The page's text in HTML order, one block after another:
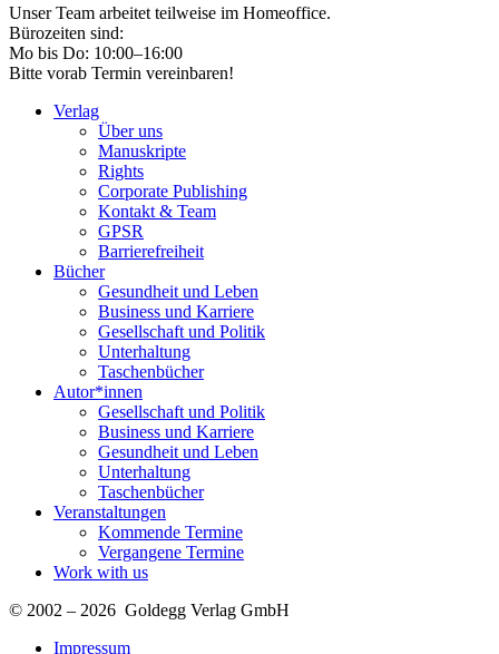
Unser Team arbeitet teilweise im Homeoffice.
Bürozeiten sind:
Mo bis Do: 10:00–16:00
Bitte vorab Termin vereinbaren!
Verlag
Über uns
Manuskripte
Rights
Corporate Publishing
Kontakt & Team
GPSR
Barrierefreiheit
Bücher
Gesundheit und Leben
Business und Karriere
Gesellschaft und Politik
Unterhaltung
Taschenbücher
Autor*innen
Gesellschaft und Politik
Business und Karriere
Gesundheit und Leben
Unterhaltung
Taschenbücher
Veranstaltungen
Kommende Termine
Vergangene Termine
Work with us
© 2002 – 2026 Goldegg Verlag GmbH
Impressum